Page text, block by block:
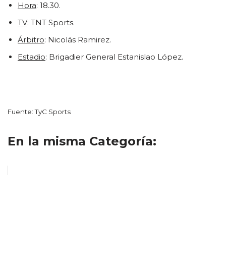
Hora: 18.30.
TV: TNT Sports.
Árbitro: Nicolás Ramirez.
Estadio: Brigadier General Estanislao López.
Fuente: TyC Sports
En la misma Categoría: